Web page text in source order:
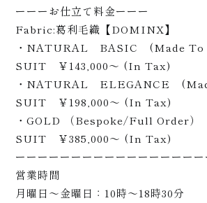
サポ
ーーーお仕立て料金ーーー
Fabric:葛利毛織【DOMINX】
・NATURAL BASIC (Made To
SUIT ￥143,000～ (In Tax)
・NATURAL ELEGANCE
SUIT ￥198,000～ (In Tax)
・GOLD （Bespoke/Full Order）
SUIT ￥385,000～ (In Tax)
ーーーーーーーーーーーーーーーー
営業時間
月曜日〜金曜日：10時〜18時30分